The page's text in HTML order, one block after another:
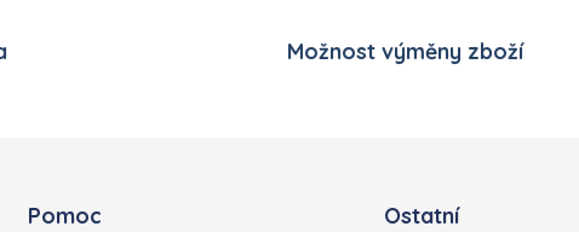
Možnost výměny zboží
Pomoc Ostatní